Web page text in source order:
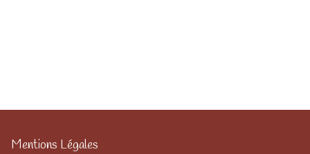
Mentions Légales